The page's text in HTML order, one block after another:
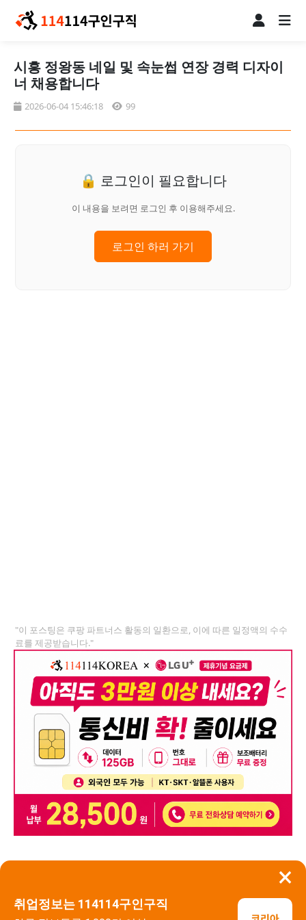
×
취업정보는 114114구인구직
시흥 정왕동 네일 및 속눈썹 연장 경력 디자이
너 채용합니다
2026-06-04 15:46:18 99
🔒 로그인이 필요합니다
이 내용을 보려면 로그인 후 이용해주세요.
로그인 하러 가기
"이 포스팅은 쿠팡 파트너스 활동의 일환으로, 이에 따른 일정액의 수수
료를 제공받습니다."